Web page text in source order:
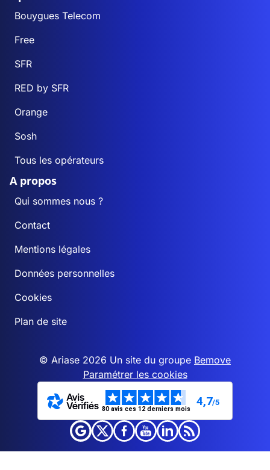
Bouygues Telecom
Free
SFR
RED by SFR
Orange
Sosh
Tous les opérateurs
A propos
Qui sommes nous ?
Contact
Mentions légales
Données personnelles
Cookies
Plan de site
© Ariase 2026 Un site du groupe Bemove
Paramétrer les cookies
80 avis ces 12 derniers mois
4,7/5